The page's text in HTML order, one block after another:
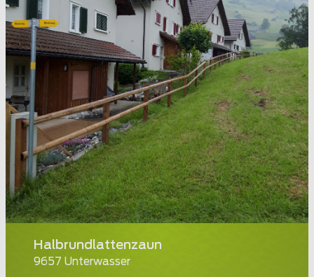
Halbrundlattenzaun
9657 Unterwasser